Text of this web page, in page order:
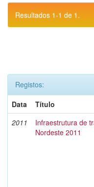
Resultados 1-1 de 1.
Registos:
Data
Título
2011
Infraestrutura de
Nordeste 2011